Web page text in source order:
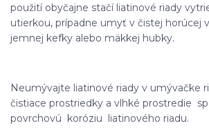
použití obyčajne stačí liatinové riady
utierkou, prípadne umyť v čistej horúcej
jemnej kefky alebo mäkkej hubky.
Neumývajte liatinové riady v umývačke
čistiace prostriedky a vlhké prostredie
povrchovú koróziu liatinového riadu.